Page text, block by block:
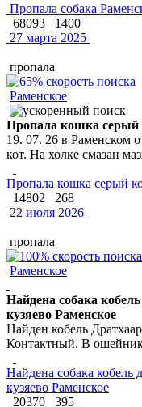
Пропала собака
68093
1400
27 марта 2025
пропала
Раменское
Пропала кошка серый
19. 07. 26 в Раменском
кот. На холке смазан
Пропала кошка серый
14802
268
22 июля 2026
пропала
Раменское
Найдена собака
кузяево Раменское
Найден кобель
Контактный. В
Найдена собака кобель
кузяево Раменское
20370
395